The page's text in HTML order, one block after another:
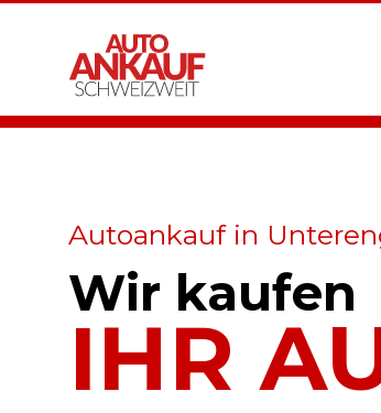
Autoankauf in
Wir kaufen
IHR